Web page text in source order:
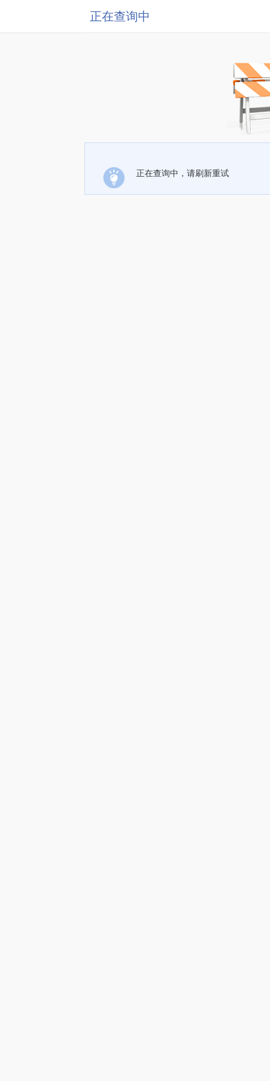
正在查询中
正在查询中，请刷新重试